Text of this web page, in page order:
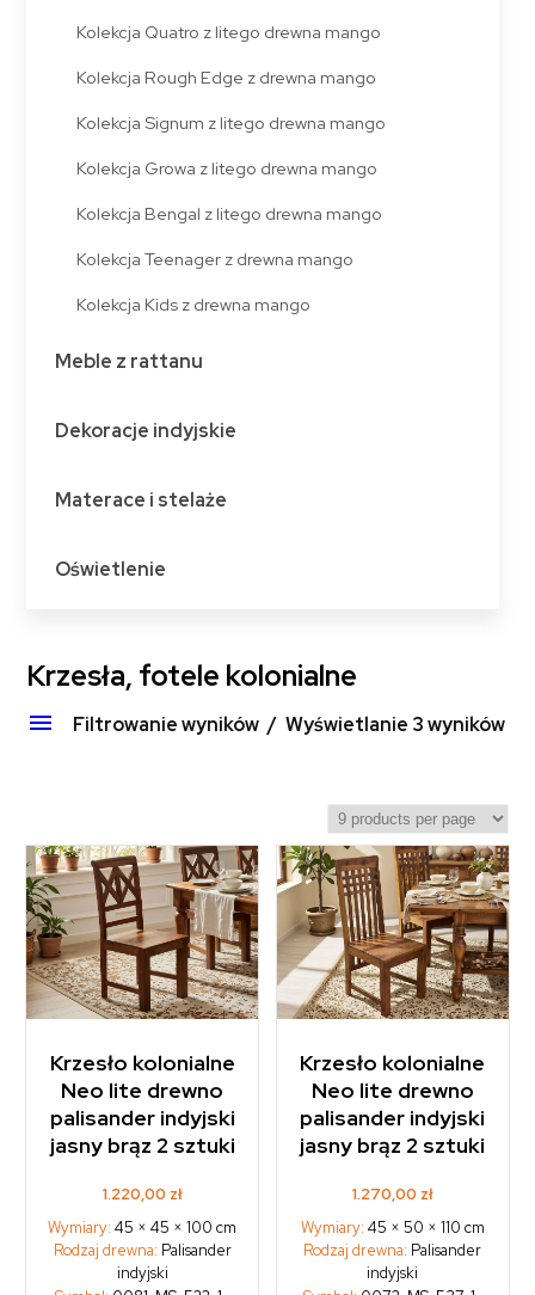
Kolekcja Quatro z litego drewna mango
Kolekcja Rough Edge z drewna mango
Kolekcja Signum z litego drewna mango
Kolekcja Growa z litego drewna mango
Kolekcja Bengal z litego drewna mango
Kolekcja Teenager z drewna mango
Kolekcja Kids z drewna mango
Meble z rattanu
Dekoracje indyjskie
Materace i stelaże
Oświetlenie
Krzesła, fotele kolonialne
Filtrowanie wyników Wyświetlanie 3 wyników
Krzesło kolonialne
Neo lite drewno
palisander indyjski
jasny brąz 2 sztuki
1.220,00 zł
Wymiary:45 × 45 × 100 cm
Rodzaj drewna: Palisander
indyjski
Krzesło kolonialne
Neo lite drewno
palisander indyjski
jasny brąz 2 sztuki
1.270,00 zł
Wymiary: 45 × 50 × 110 cm
Rodzaj drewna: Palisander
indyjski